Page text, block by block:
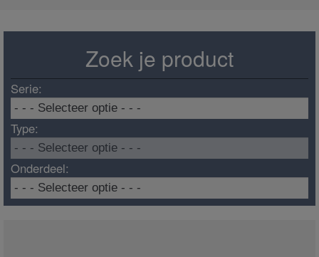
Zoek je product
Serie:
Type:
Onderdeel: